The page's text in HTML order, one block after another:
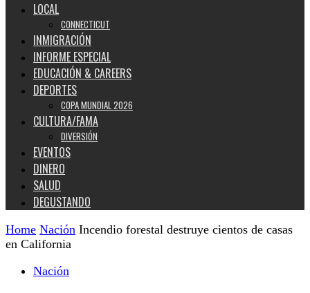
LOCAL
CONNECTICUT
INMIGRACIÓN
INFORME ESPECIAL
EDUCACIÓN & CAREERS
DEPORTES
COPA MUNDIAL 2026
CULTURA/FAMA
DIVERSIÓN
EVENTOS
DINERO
SALUD
DEGUSTANDO
Home Nación Incendio forestal destruye cientos de casas
en California
Nación